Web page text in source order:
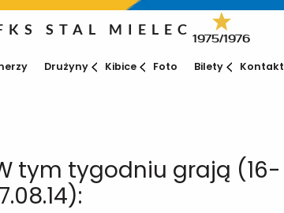
STAL MIELEC
1975/1976
Drużyny Kibice Foto Bilety Kontakt
tym tygodniu grają (16-